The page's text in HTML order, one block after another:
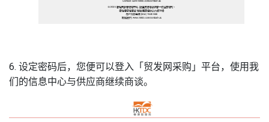
6. 设定密码后，您便可以登入「贸发网采购」平台，使用我
们的信息中心与供应商继续商谈。